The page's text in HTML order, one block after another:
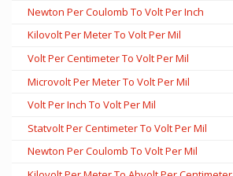
Newton Per Coulomb To Volt Per Inch
Kilovolt Per Meter To Volt Per Mil
Volt Per Centimeter To Volt Per Mil
Microvolt Per Meter To Volt Per Mil
Volt Per Inch To Volt Per Mil
Statvolt Per Centimeter To Volt Per Mil
Newton Per Coulomb To Volt Per Mil